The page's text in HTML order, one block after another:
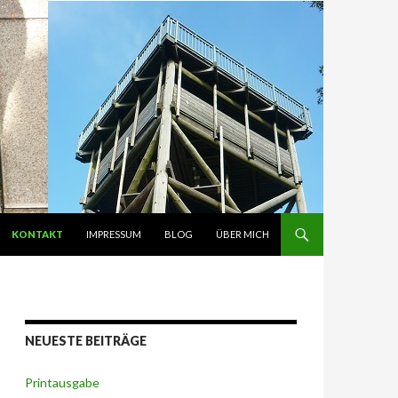
KONTAKT
IMPRESSUM BLOG ÜBER MICH
NEUESTE BEITRÄGE
Printausgabe